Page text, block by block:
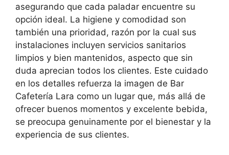
asegurando que cada paladar encuentre su
opción ideal. La higiene y comodidad son
también una prioridad, razón por la cual sus
instalaciones incluyen servicios sanitarios
limpios y bien mantenidos, aspecto que sin
duda aprecian todos los clientes. Este cuidado
en los detalles refuerza la imagen de Bar
Cafetería Lara como un lugar que, más allá de
ofrecer buenos momentos y excelente bebida,
se preocupa genuinamente por el bienestar y la
experiencia de sus clientes.